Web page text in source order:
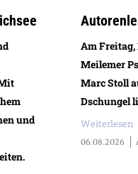
und
Am Freitag,
Meilemer
Marc Stoll
Dschungel
Weiterlesen
06.08.2026